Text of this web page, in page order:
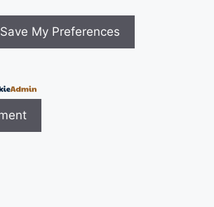
Save My Preferences